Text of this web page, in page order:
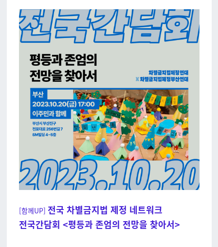
[함께UP] 전국 차별금지법 제정 네트워크
전국간담회 <평등과 존엄의 전망을 찾아서>